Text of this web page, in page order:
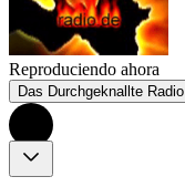
Reproduciendo ahora
Das Durchgeknallte Radio